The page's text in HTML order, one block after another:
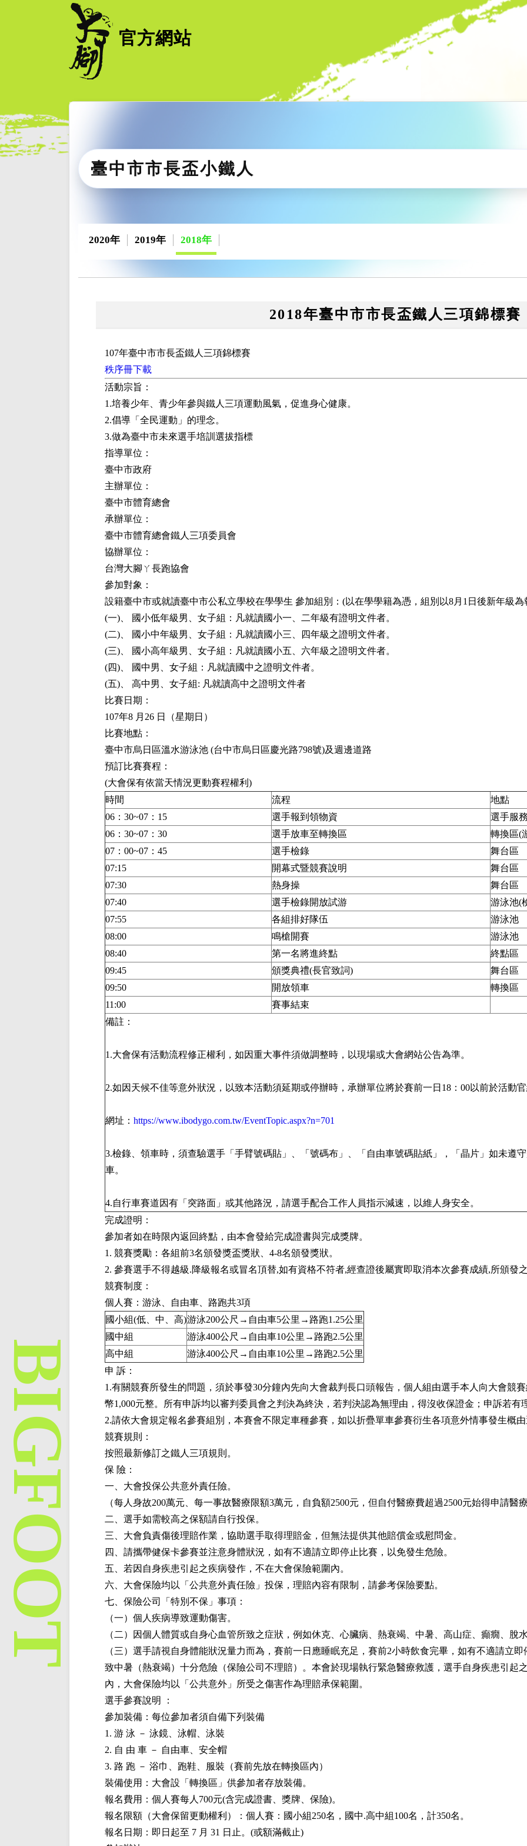
官方網站
臺中市市長盃小鐵人
2020年 2019年 2018年
2018年臺中市市長盃鐵人三項錦標賽
107年臺中市市長盃鐵人三項錦標賽
秩序冊下載
活動宗旨：
1.培養少年、青少年參與鐵人三項運動風氣，促進身心健康。
2.倡導「全民運動」的理念。
3.做為臺中市未來選手培訓選拔指標
指導單位：
臺中市政府
主辦單位：
臺中市體育總會
承辦單位：
臺中市體育總會鐵人三項委員會
協辦單位：
台灣大腳ㄚ長跑協會
參加對象：
設籍臺中市或就讀臺中市公私立學校在學學生 參加組別：(以在學學籍為憑，組別以8月1日後新年級為
(一)、 國小低年級男、女子組：凡就讀國小一、二年級有證明文件者。
(二)、 國小中年級男、女子組：凡就讀國小三、四年級之證明文件者。
(三)、 國小高年級男、女子組：凡就讀國小五、六年級之證明文件者。
(四)、 國中男、女子組：凡就讀國中之證明文件者。
(五)、 高中男、女子組: 凡就讀高中之證明文件者
比賽日期：
107年8 月26 日（星期日）
比賽地點：
臺中市烏日區溫水游泳池 (台中市烏日區慶光路798號)及週邊道路
預訂比賽賽程：
(大會保有依當天情況更動賽程權利)
時間
流程
地點
06：30~07：15
選手報到領物資
選手服
06：30~07：30
選手放車至轉換區
轉換區(
07：00~07：45
選手檢錄
舞台區
07:15
開幕式暨競賽說明
舞台區
07:30
熱身操
舞台區
07:40
選手檢錄開放試游
游泳池(
07:55
各組排好隊伍
游泳池
08:00
鳴槍開賽
游泳池
08:40
第一名將進終點
終點區
09:45
頒獎典禮(長官致詞)
舞台區
09:50
開放領車
轉換區
11:00
賽事結束
備註：
1.大會保有活動流程修正權利，如因重大事件須做調整時，以現場或大會網站公告為準。
2.如因天候不佳等意外狀況，以致本活動須延期或停辦時，承辦單位將於賽前一日18：00以前於活動
網址： https://www.ibodygo.com.tw/EventTopic.aspx?n=701
3.檢錄、領車時，須查驗選手「手臂號碼貼」、「號碼布」、「自由車號碼貼紙」，「晶片」如未遵
車。
4.自行車賽道因有「突路面」或其他路況，請選手配合工作人員指示減速，以維人身安全。
完成證明：
參加者如在時限內返回終點，由本會發給完成證書與完成獎牌。
1. 競賽獎勵：各組前3名頒發獎盃獎狀、4-8名頒發獎狀。
2. 參賽選手不得越級.降級報名或冒名頂替,如有資格不符者,經查證後屬實即取消本次參賽成績,所頒發
競賽制度：
個人賽：游泳、自由車、路跑共3項
國小組(低、中、高)游泳200公尺→自由車5公里→路跑1.25公里
國中組
游泳400公尺→自由車10公里→路跑2.5公里
高中組
游泳400公尺→自由車10公里→路跑2.5公里
申 訴：
1.有關競賽所發生的問題，須於事發30分鐘內先向大會裁判長口頭報告，個人組由選手本人向大會競
幣1,000元整。所有申訴均以審判委員會之判決為終決，若判決認為無理由，得沒收保證金；申訴若有
2.請依大會規定報名參賽組別，本賽會不限定車種參賽，如以折疊單車參賽衍生各項意外情事發生概
競賽規則：
按照最新修訂之鐵人三項規則。
保 險：
一、大會投保公共意外責任險。
（每人身故200萬元、每一事故醫療限額3萬元，自負額2500元，但自付醫療費超過2500元始得申請醫療
二、選手如需較高之保額請自行投保。
三、大會負責傷後理賠作業，協助選手取得理賠金，但無法提供其他賠償金或慰問金。
四、請攜帶健保卡參賽並注意身體狀況，如有不適請立即停止比賽，以免發生危險。
五、若因自身疾患引起之疾病發作，不在大會保險範圍內。
六、大會保險均以「公共意外責任險」投保，理賠內容有限制，請參考保險要點。
七、保險公司「特別不保」事項：
（一）個人疾病導致運動傷害。
（二）因個人體質或自身心血管所致之症狀，例如休克、心臟病、熱衰竭、中暑、高山症、癲癇、脫水
（三）選手請視自身體能狀況量力而為，賽前一日應睡眠充足，賽前2小時飲食完畢，如有不適請立
致中暑（熱衰竭）十分危險（保險公司不理賠）。本會於現場執行緊急醫療救護，選手自身疾患引起
內，大會保險均以「公共意外」所受之傷害作為理賠承保範圍。
選手參賽說明 ：
參加裝備：每位參加者須自備下列裝備
1. 游 泳 － 泳鏡、泳帽、泳裝
2. 自 由 車 － 自由車、安全帽
3. 路 跑 － 浴巾、跑鞋、服裝（賽前先放在轉換區內）
裝備使用：大會設「轉換區」供參加者存放裝備。
報名費用：個人賽每人700元(含完成證書、獎牌、保險)。
報名限額（大會保留更動權利）：個人賽：國小組250名，國中.高中組100名，計350名。
報名日期：即日起至 7 月 31 日止。(或額滿截止)